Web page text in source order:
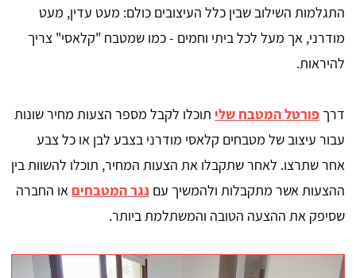
התגלמות השילוב שבין כלל העיצובים כולם: מעט עדין, מעט
מודרני, אך מעל לכל ביתי וחמים - כמו שמטבח "קלאסי" צריך
להיראות.
דרך פורטל המטבח שלי תוכלו לקבל מספר הצעות מחיר שונות
עבור עיצוב של מטבחים קלאסי מודרני בצבע לבן או כל צבע
אחר שתרצו. לאחר שתקבלו את הצעות המחיר, תוכלו להשוות בין
ההצעות אשר מתקבלות ולהמשיך עם נגר המטבחים או החברה
שסיפק את ההצעה הטובה והמשתלמת ביותר.